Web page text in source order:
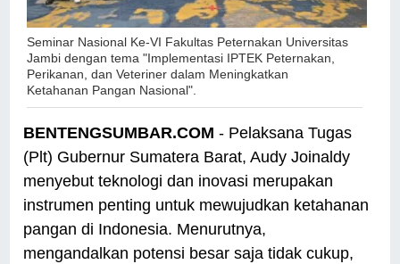
Seminar Nasional Ke-VI Fakultas Peternakan Universitas
Jambi dengan tema "Implementasi IPTEK Peternakan,
Perikanan, dan Veteriner dalam Meningkatkan
Ketahanan Pangan Nasional".
BENTENGSUMBAR.COM - Pelaksana Tugas
(Plt) Gubernur Sumatera Barat, Audy Joinaldy
menyebut teknologi dan inovasi merupakan
instrumen penting untuk mewujudkan ketahanan
pangan di Indonesia. Menurutnya,
mengandalkan potensi besar saja tidak cukup,